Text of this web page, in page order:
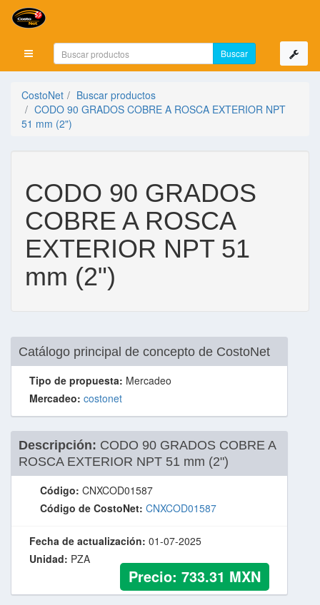
Mostrar menú
CostoNet
Buscar productos
CODO 90 GRADOS COBRE A ROSCA EXTERIOR NPT
51 mm (2")
CODO 90 GRADOS
COBRE A ROSCA
EXTERIOR NPT 51
mm (2")
Catálogo principal de concepto de CostoNet
Tipo de propuesta: Mercadeo
Mercadeo: costonet
Descripción: CODO 90 GRADOS COBRE A
ROSCA EXTERIOR NPT 51 mm (2")
Código: CNXCOD01587
Código de CostoNet: CNXCOD01587
Fecha de actualización: 01-07-2025
Unidad: PZA
Precio: 733.31 MXN